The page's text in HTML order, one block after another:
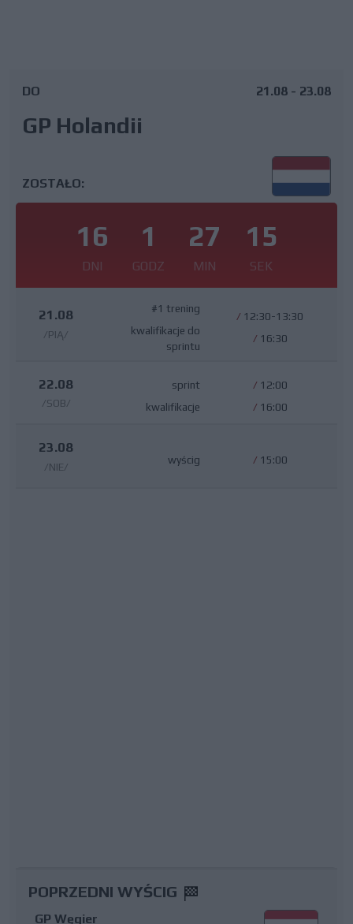
DO
GP Holandii
21.08 - 23.08
ZOSTAŁO:
16
DNI
1
GODZ
27
MIN
14
SEK
21.08
/PIĄ/
#1 trening
kwalifikacje do
sprintu
/ 12:30-13:30
/ 16:30
22.08
/SOB/
sprint
kwalifikacje
/ 12:00
/ 16:00
23.08
/NIE/
wyścig / 15:00
POPRZEDNI WYŚCIG
GP Węgier